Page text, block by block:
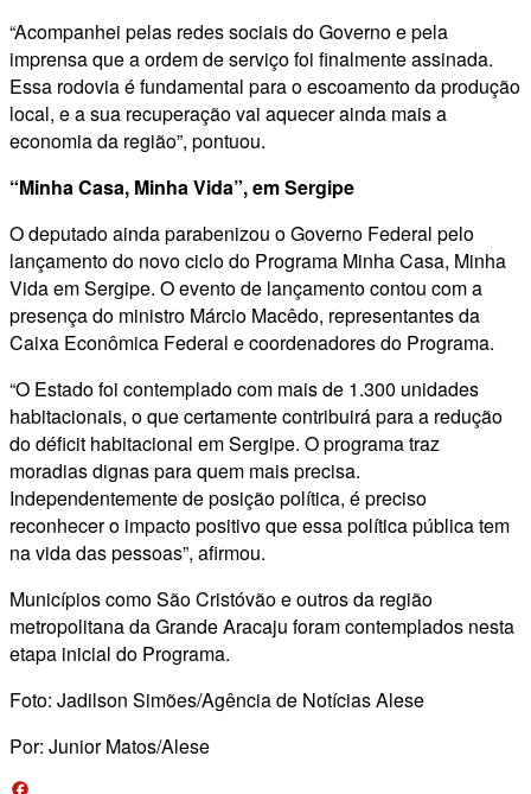
“Acompanhei pelas redes sociais do Governo e pela
imprensa que a ordem de serviço foi finalmente assinada.
Essa rodovia é fundamental para o escoamento da produção
local, e a sua recuperação vai aquecer ainda mais a
economia da região”, pontuou.
“Minha Casa, Minha Vida”, em Sergipe
O deputado ainda parabenizou o Governo Federal pelo
lançamento do novo ciclo do Programa Minha Casa, Minha
Vida em Sergipe. O evento de lançamento contou com a
presença do ministro Márcio Macêdo, representantes da
Caixa Econômica Federal e coordenadores do Programa.
“O Estado foi contemplado com mais de 1.300 unidades
habitacionais, o que certamente contribuirá para a redução
do déficit habitacional em Sergipe. O programa traz
moradias dignas para quem mais precisa.
Independentemente de posição política, é preciso
reconhecer o impacto positivo que essa política pública tem
na vida das pessoas”, afirmou.
Municípios como São Cristóvão e outros da região
metropolitana da Grande Aracaju foram contemplados nesta
etapa inicial do Programa.
Foto: Jadilson Simões/Agência de Notícias Alese
Por: Junior Matos/Alese